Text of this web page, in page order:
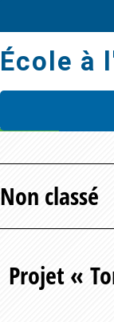
to
main
to
footer
École à
Non classé
Projet «